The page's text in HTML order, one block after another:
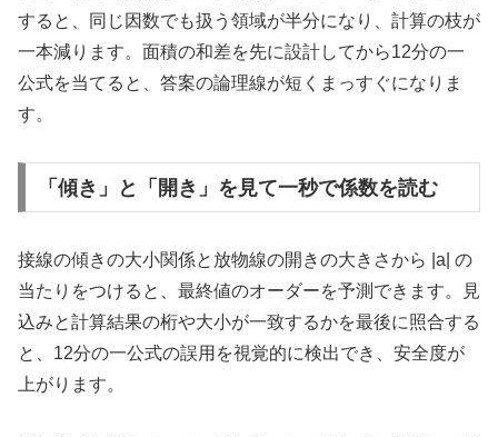
すると、同じ因数でも扱う領域が半分になり、計算の枝が
一本減ります。面積の和差を先に設計してから12分の一
公式を当てると、答案の論理線が短くまっすぐになりま
す。
「傾き」と「開き」を見て一秒で係数を読む
接線の傾きの大小関係と放物線の開きの大きさから |a| の
当たりをつけると、最終値のオーダーを予測できます。見
込みと計算結果の桁や大小が一致するかを最後に照合する
と、12分の一公式の誤用を視覚的に検出でき、安全度が
上がります。